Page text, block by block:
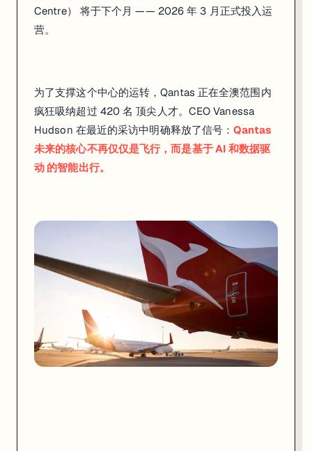
与其在家海投简历，不如来现场看大厂到底怎么玩。
Centre） 将于下个月 —— 2026 年 3 月正式投入运
营。
为了支撑这个中心的运转，Qantas 正在全澳范围内
疯狂吸纳超过 420 名 顶尖人才。CEO Vanessa
Hudson 在最近的采访中明确释放了信号：Qantas
未来的核心不再仅仅是飞行，而是基于 AI 和数据驱
动 的智能出行。